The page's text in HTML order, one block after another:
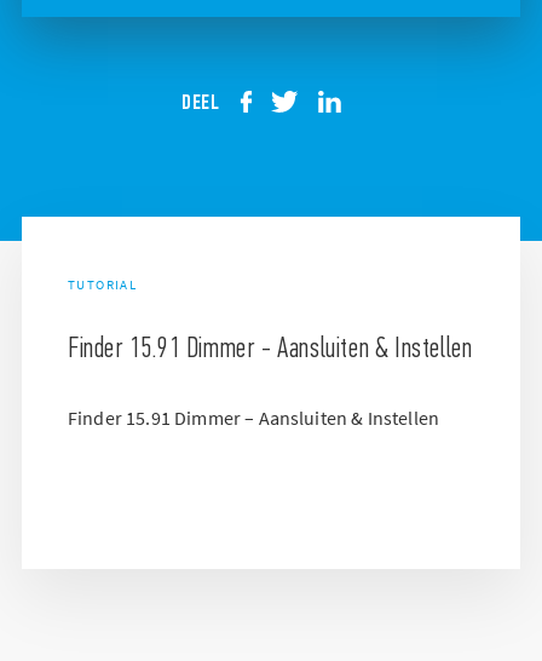
DEEL
TUTORIAL
Finder 15.91 Dimmer - Aansluiten & Instellen
Finder 15.91 Dimmer – Aansluiten & Instellen